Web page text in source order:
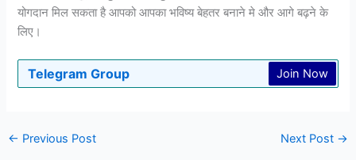
योगदान मिल सकता है आपको आपका भविष्य बेहतर बनाने मे और आगे बढ़ने के
लिए।
Telegram Group Join Now
← Previous Post Next Post →